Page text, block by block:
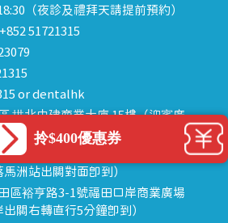
（夜診及禮拜天請提前預約）
51721315
or dentalhk
拱北中建商業大廈 15樓（迎賓廣
行8分鐘直達
區福田口岸正對面，海悅華城
洲站出關對面即到）
區裕亨路3-1號福田口岸商業廣場
關右轉直行5分鐘即到）
拎$400優惠券